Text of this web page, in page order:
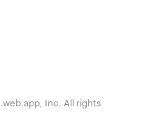
Inc. All rights